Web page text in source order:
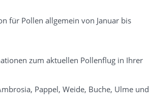
für Pollen allgemein von Januar bis
zum aktuellen Pollenflug in Ihrer
Pappel, Weide, Buche, Ulme und